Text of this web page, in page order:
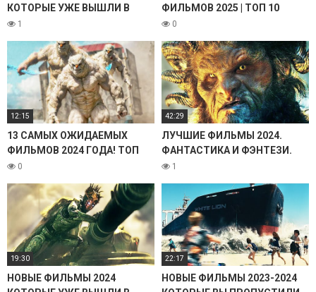
КОТОРЫЕ УЖЕ ВЫШЛИ В
ХОРОШЕМ КАЧЕСТВЕ. ТОП
НОВИНКИ КИНО. ОБЗОР
1
ФИЛЬМОВ 2025 | ТОП 10
НОВЫХ ФИЛЬМОВ 2025 |
0
12:15
13 САМЫХ ОЖИДАЕМЫХ
ФИЛЬМОВ 2024 ГОДА! ТОП
ТРЕЙЛЕРЫ. ЛУЧШИЕ НОВЫЕ
ОБЗОР
0
42:29
ЛУЧШИЕ ФИЛЬМЫ 2024.
ФАНТАСТИКА И ФЭНТЕЗИ.
КИНО ИТОГИ! НОВЫЕ
ВЫШЛИ. ТОП НОВИНКИ
1
19:30
НОВЫЕ ФИЛЬМЫ 2024
22:17
НОВЫЕ ФИЛЬМЫ 2023-2024